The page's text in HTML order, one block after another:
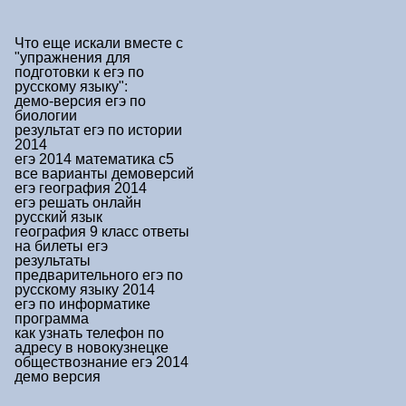
Что еще искали вместе с
"упражнения для
подготовки к егэ по
русскому языку":
демо-версия егэ по
биологии
результат егэ по истории
2014
егэ 2014 математика с5
все варианты демоверсий
егэ география 2014
егэ решать онлайн
русский язык
география 9 класс ответы
на билеты егэ
результаты
предварительного егэ по
русскому языку 2014
егэ по информатике
программа
как узнать телефон по
адресу в новокузнецке
обществознание егэ 2014
демо версия